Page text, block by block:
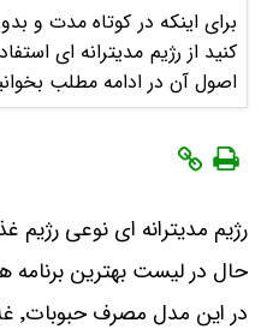
برای اینکه در کوتاه مدت و
کنید از رژیم مدیترانه ای
اصول آن در ادامه مطلب
حال در لیست بهترین